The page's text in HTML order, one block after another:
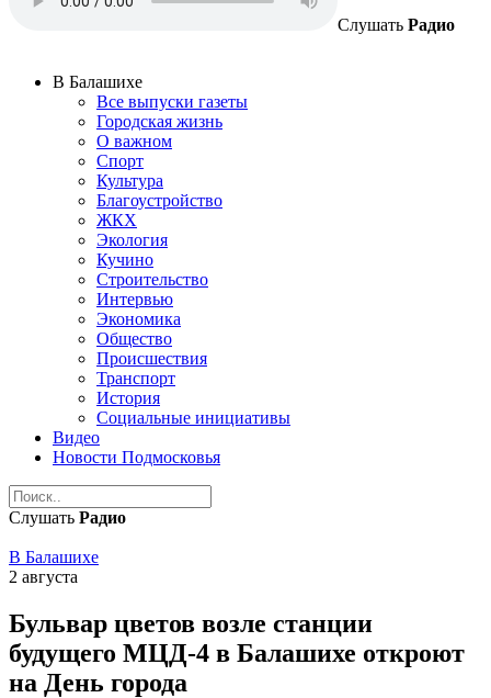
Слушать Радио
В Балашихе
Все выпуски газеты
Городская жизнь
О важном
Спорт
Культура
Благоустройство
ЖКХ
Экология
Кучино
Строительство
Интервью
Экономика
Общество
Происшествия
Транспорт
История
Социальные инициативы
Видео
Новости Подмосковья
Слушать Радио
В Балашихе
2 августа
Бульвар цветов возле станции
будущего МЦД‑4 в Балашихе откроют
на День города